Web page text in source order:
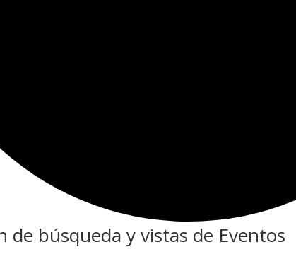
de búsqueda y vistas de Eventos